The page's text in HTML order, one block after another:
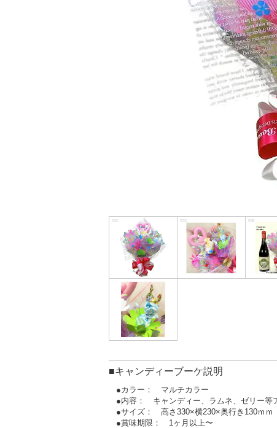
■キャンディーブーケ説明
●カラー： マルチカラー
●内容： キャンディー、ラムネ、ゼリー等
●サイズ： 高さ330×横230×奥行き130ｍｍ
●賞味期限： 1ヶ月以上〜